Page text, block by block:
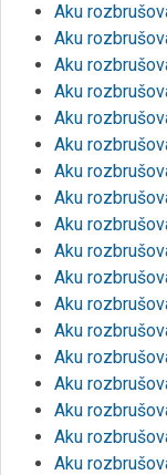
Aku
Aku
Aku
Aku
Aku
Aku
Aku
Aku
Aku
Aku
Aku
Aku
Aku
Aku
Aku
Aku
Aku
Aku